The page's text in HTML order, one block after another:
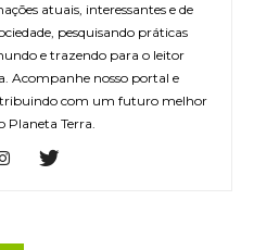
atuais, interessantes e de
pesquisando práticas
e trazendo para o leitor
Acompanhe nosso portal e
com um futuro melhor
Planeta Terra.